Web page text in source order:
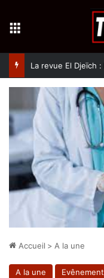
Accueil > A la une
A la une Evênement